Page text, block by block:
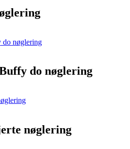
do nøglering
nøglering